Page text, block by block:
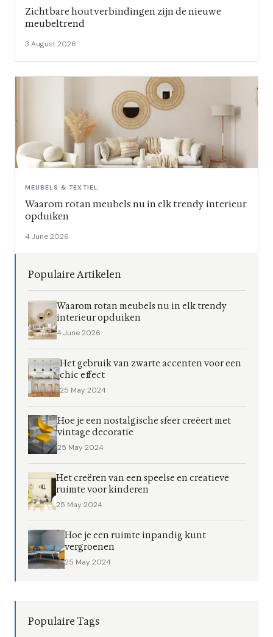
Zichtbare houtverbindingen zijn de nieuwe
meubeltrend
3 August 2026
MEUBELS & TEXTIEL
Waarom rotan meubels nu in elk trendy interieur
opduiken
4 June 2026
Populaire Artikelen
Waarom rotan meubels nu in elk trendy
interieur opduiken
4 June 2026
Het gebruik van zwarte accenten voor een
chic effect
25 May 2024
Hoe je een nostalgische sfeer creëert met
vintage decoratie
25 May 2024
Het creëren van een speelse en creatieve
ruimte voor kinderen
25 May 2024
Hoe je een ruimte inpandig kunt
vergroenen
25 May 2024
Populaire Tags